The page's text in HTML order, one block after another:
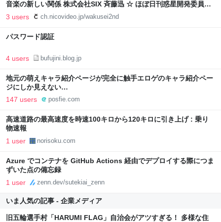
音楽の新しい関係 株式会社SIX 斉藤迅 ☆ ほぼ日刊惑星開発委員会
vol.711 ☆：PLANETS Mail Magazine
3 users ch.nicovideo.jp/wakusei2nd
パスワード認証
4 users bufujini.blog.jp
地元の萌えキャラ紹介ページが完全に触手エロゲのキャラ紹介ペー
ジにしか見えない…
147 users posfie.com
高速道路の最高速度を時速100キロから120キロに引き上げ : 乗り
物速報
1 user norisoku.com
Azure でコンテナを GitHub Actions 経由でデプロイする際につま
ずいた点の備忘録
1 user zenn.dev/sutekiai_zenn
いま人気の記事 - 企業メディア
旧五輪選手村「HARUMI FLAG」自治会がアツすぎる！ 多様な住